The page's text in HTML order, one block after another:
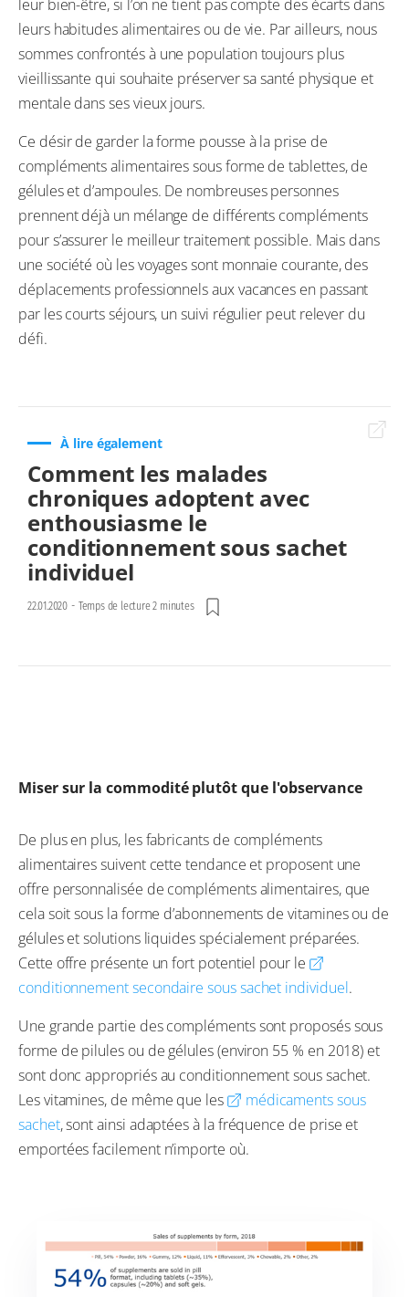
leur bien-être, si l’on ne tient pas compte des écarts dans
leurs habitudes alimentaires ou de vie. Par ailleurs, nous
sommes confrontés à une population toujours plus
vieillissante qui souhaite préserver sa santé physique et
mentale dans ses vieux jours.
Ce désir de garder la forme pousse à la prise de
compléments alimentaires sous forme de tablettes, de
gélules et d’ampoules. De nombreuses personnes
prennent déjà un mélange de différents compléments
pour s’assurer le meilleur traitement possible. Mais dans
une société où les voyages sont monnaie courante, des
déplacements professionnels aux vacances en passant
par les courts séjours, un suivi régulier peut relever du
défi.
À lire également
Comment les malades
chroniques adoptent avec
enthousiasme le
conditionnement sous sachet
individuel
22.01.2020 - Temps de lecture 2 minutes
Miser sur la commodité plutôt que l'observance
De plus en plus, les fabricants de compléments
alimentaires suivent cette tendance et proposent une
offre personnalisée de compléments alimentaires, que
cela soit sous la forme d’abonnements de vitamines ou de
gélules et solutions liquides spécialement préparées.
Cette offre présente un fort potentiel pour le
conditionnement secondaire sous sachet individuel.
Une grande partie des compléments sont proposés sous
forme de pilules ou de gélules (environ 55 % en 2018) et
sont donc appropriés au conditionnement sous sachet.
Les vitamines, de même que les
médicaments sous
sachet, sont ainsi adaptées à la fréquence de prise et
emportées facilement n’importe où.